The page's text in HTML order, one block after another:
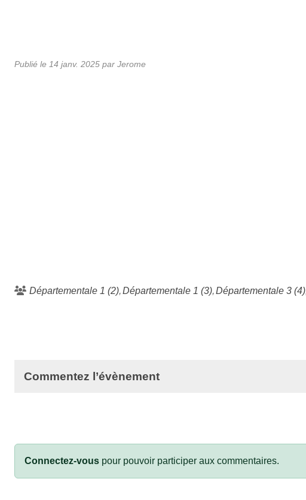
Publié le 14 janv. 2025 par Jerome
Départementale 1 (2) Départementale 1 (3) Départementale 3 (4)
Commentez l’évènement
Connectez-vous pour pouvoir participer aux commentaires.